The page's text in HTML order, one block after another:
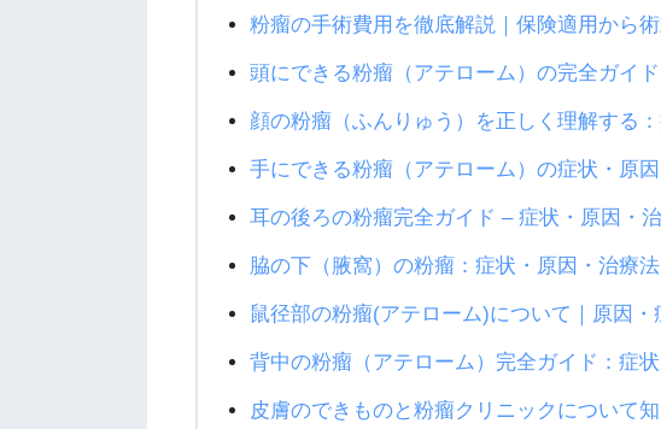
粉瘤の手術費用を徹底解説｜保険適用から
頭にできる粉瘤（アテローム）の完全ガイ
顔の粉瘤（ふんりゅう）を正しく理解する
手にできる粉瘤（アテローム）の症状・原
耳の後ろの粉瘤完全ガイド – 症状・原因・
脇の下（腋窩）の粉瘤：症状・原因・治療
鼠径部の粉瘤(アテローム)について｜原因
背中の粉瘤（アテローム）完全ガイド：症
皮膚のできものと粉瘤クリニックについて